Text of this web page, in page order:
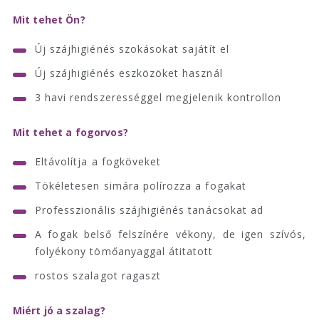
Mit tehet Ön?
Új szájhigiénés szokásokat sajátít el
Új szájhigiénés eszközöket használ
3 havi rendszerességgel megjelenik kontrollon
Mit tehet a fogorvos?
Eltávolítja a fogköveket
Tökéletesen simára polírozza a fogakat
Professzionális szájhigiénés tanácsokat ad
A fogak belső felszínére vékony, de igen szívós,
folyékony tömőanyaggal átitatott
rostos szalagot ragaszt
Miért jó a szalag?